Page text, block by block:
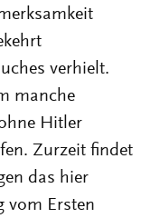
verhielt.
manche
Hitler
Zurzeit findet
das hier
vom Ersten